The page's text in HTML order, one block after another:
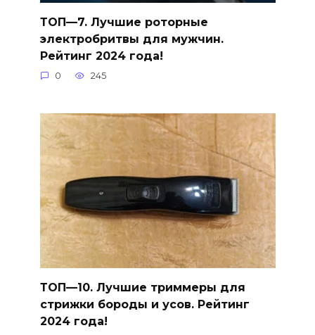
ТОП—7. Лучшие роторные
электробритвы для мужчин.
Рейтинг 2024 года!
0 245
ТОП—10. Лучшие триммеры для
стрижки бороды и усов. Рейтинг
2024 года!